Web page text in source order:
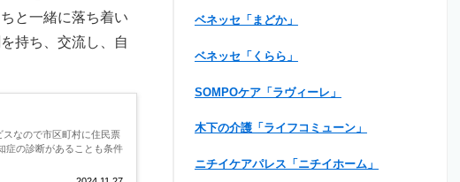
と一緒に落ち着い
持ち、交流し、自
なので市区町村に住民票
症の診断があることも条件
ベネッセ「まどか」
ベネッセ「くらら」
SOMPOケア「ラヴィーレ」
木下の介護「ライフコミューン」
ニチイケアパレス「ニチイホーム」